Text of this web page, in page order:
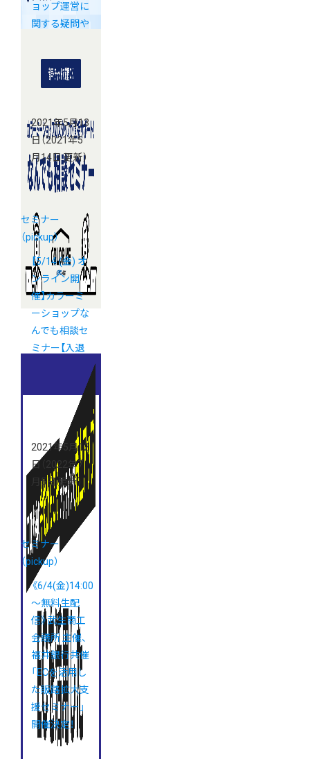
ョップ運営に
関する疑問や
するWebセミ
ナー
2021年5月13
日 （2021年5
月14日 更新）
セミナー
（pickup）
【5/14 (金) オ
ンライン開
催】カラーミ
ーショップな
んでも相談セ
ミナー【入退
2021年5月12
日
（2022年7
月5日 更新）
セミナー
（pickup）
《6/4(金)14:00
～無料生配
信》武生商工
会議所 主催、
福井銀行共催
「ECを活用し
た販路拡大支
援セミナー」
開催決定！